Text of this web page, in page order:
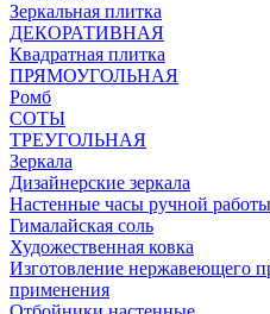
Зеркальная плитка
ДЕКОРАТИВНАЯ
Квадратная плитка
ПРЯМОУГОЛЬНАЯ
Ромб
СОТЫ
ТРЕУГОЛЬНАЯ
Зеркала
Дизайнерские зеркала
Настенные часы ручной работы
Гималайская соль
Художественная ковка
Изготовление нержавеющего
применения